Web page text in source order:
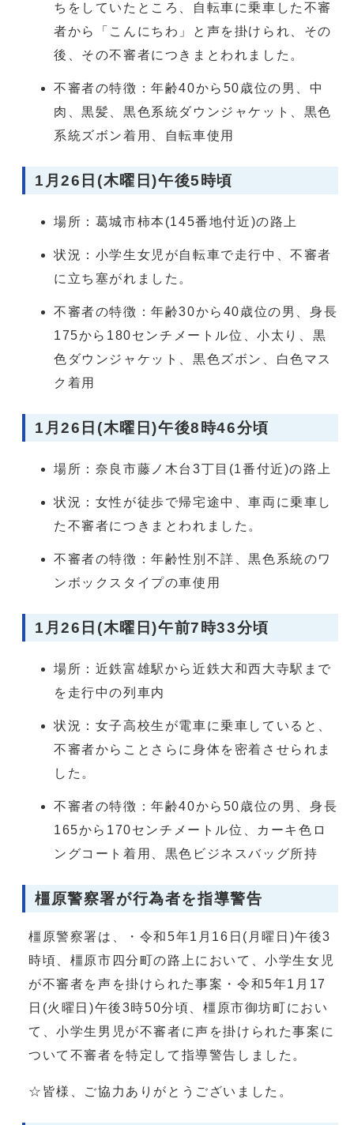
ちをしていたところ、自転車に乗車した不審
者から「こんにちわ」と声を掛けられ、その
後、その不審者につきまとわれました。
不審者の特徴：年齢40から50歳位の男、中
肉、黒髪、黒色系統ダウンジャケット、黒色
系統ズボン着用、自転車使用
1月26日(木曜日)午後5時頃
場所：葛城市柿本(145番地付近)の路上
状況：小学生女児が自転車で走行中、不審者
に立ち塞がれました。
不審者の特徴：年齢30から40歳位の男、身長
175から180センチメートル位、小太り、黒
色ダウンジャケット、黒色ズボン、白色マス
ク着用
1月26日(木曜日)午後8時46分頃
場所：奈良市藤ノ木台3丁目(1番付近)の路上
状況：女性が徒歩で帰宅途中、車両に乗車し
た不審者につきまとわれました。
不審者の特徴：年齢性別不詳、黒色系統のワ
ンボックスタイプの車使用
1月26日(木曜日)午前7時33分頃
場所：近鉄富雄駅から近鉄大和西大寺駅まで
を走行中の列車内
状況：女子高校生が電車に乗車していると、
不審者からことさらに身体を密着させられま
した。
不審者の特徴：年齢40から50歳位の男、身長
165から170センチメートル位、カーキ色ロ
ングコート着用、黒色ビジネスバッグ所持
橿原警察署が行為者を指導警告
橿原警察署は、・令和5年1月16日(月曜日)午後3
時頃、橿原市四分町の路上において、小学生女児
が不審者を声を掛けられた事案・令和5年1月17
日(火曜日)午後3時50分頃、橿原市御坊町におい
て、小学生男児が不審者に声を掛けられた事案に
ついて不審者を特定して指導警告しました。
☆皆様、ご協力ありがとうございました。